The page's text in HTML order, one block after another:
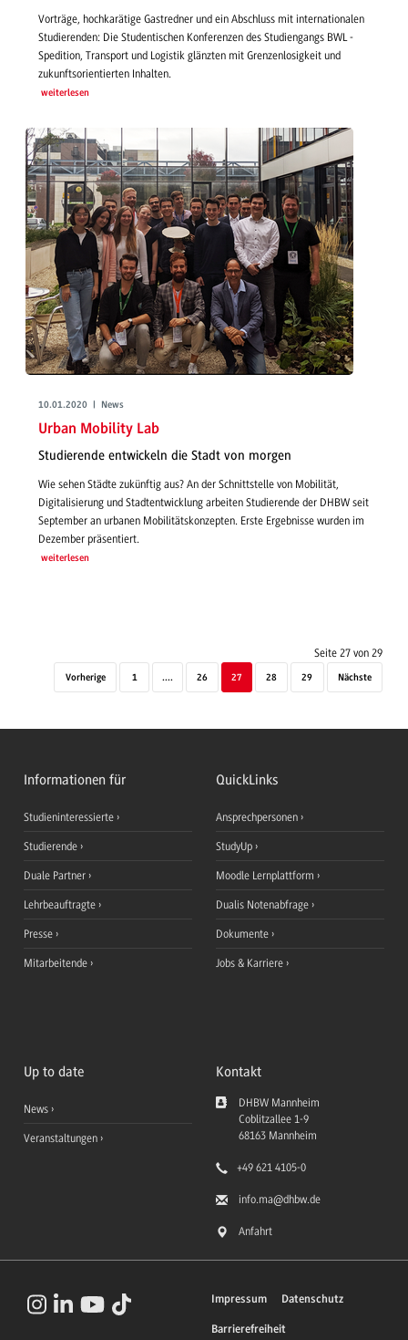
Vorträge, hochkarätige Gastredner und ein Abschluss mit internationalen
Studierenden: Die Studentischen Konferenzen des Studiengangs BWL -
Spedition, Transport und Logistik glänzten mit Grenzenlosigkeit und
zukunftsorientierten Inhalten.
weiterlesen
10.01.2020 | News
Urban Mobility Lab
Studierende entwickeln die Stadt von morgen
Wie sehen Städte zukünftig aus? An der Schnittstelle von Mobilität,
Digitalisierung und Stadtentwicklung arbeiten Studierende der DHBW seit
September an urbanen Mobilitätskonzepten. Erste Ergebnisse wurden im
Dezember präsentiert.
weiterlesen
Seite 27 von 29
Vorherige 1 .... 26 27 28 29 Nächste
Informationen für
Studieninteressierte
Studierende
Duale Partner
Lehrbeauftragte
Presse
Mitarbeitende
QuickLinks
Ansprechpersonen
StudyUp
Moodle Lernplattform
Dualis Notenabfrage
Dokumente
Jobs & Karriere
Up to date
News
Veranstaltungen
Kontakt
DHBW Mannheim
Coblitzallee 1-9
68163 Mannheim
+49 621 4105-0
info.ma@dhbw.de
Anfahrt
Impressum Datenschutz
Barrierefreiheit